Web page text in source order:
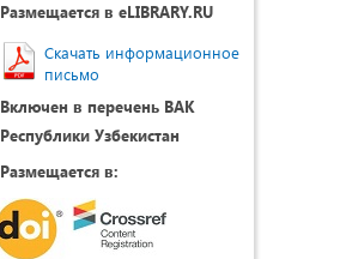
Размещается в eLIBRARY.RU
Скачать информационное
письмо
Включен в перечень ВАК
Республики Узбекистан
Размещается в: